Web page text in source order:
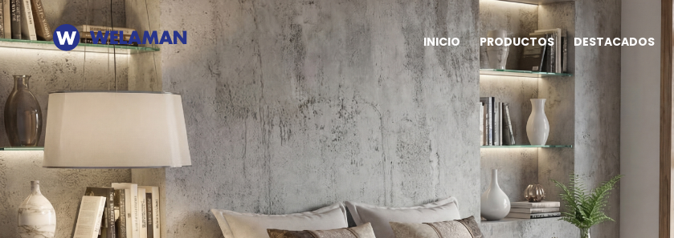
INICIO PRODUCTOS DESTACADOS